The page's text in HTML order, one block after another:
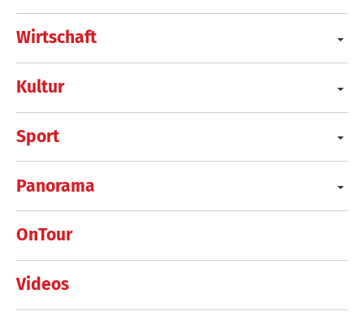
Wirtschaft
Kultur
Sport
Panorama
OnTour
Videos